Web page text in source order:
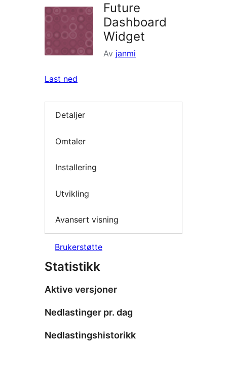
Future
Dashboard
Widget
Av janmi
Last ned
Detaljer
Omtaler
Installering
Utvikling
Avansert visning
Brukerstøtte
Statistikk
Aktive versjoner
Nedlastinger pr. dag
Nedlastingshistorikk